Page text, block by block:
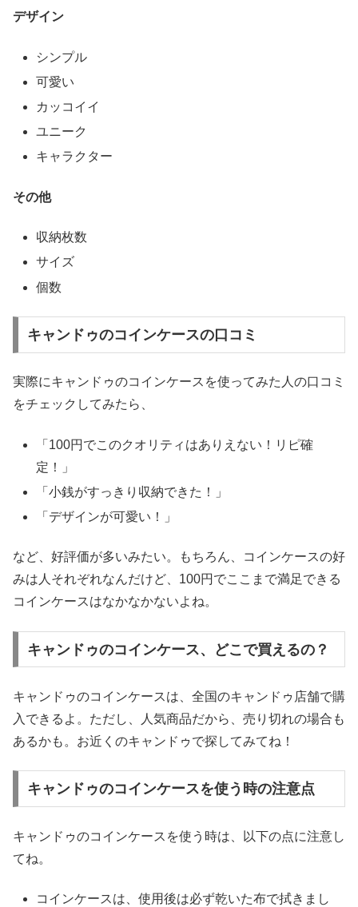
デザイン
シンプル
可愛い
カッコイイ
ユニーク
キャラクター
その他
収納枚数
サイズ
個数
キャンドゥのコインケースの口コミ
実際にキャンドゥのコインケースを使ってみた人の口コミ
をチェックしてみたら、
「100円でこのクオリティはありえない！リピ確
定！」
「小銭がすっきり収納できた！」
「デザインが可愛い！」
など、好評価が多いみたい。もちろん、コインケースの好
みは人それぞれなんだけど、100円でここまで満足できる
コインケースはなかなかないよね。
キャンドゥのコインケース、どこで買えるの？
キャンドゥのコインケースは、全国のキャンドゥ店舗で購
入できるよ。ただし、人気商品だから、売り切れの場合も
あるかも。お近くのキャンドゥで探してみてね！
キャンドゥのコインケースを使う時の注意点
キャンドゥのコインケースを使う時は、以下の点に注意し
てね。
コインケースは、使用後は必ず乾いた布で拭きまし